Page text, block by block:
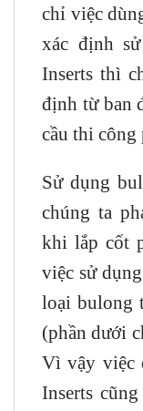
chỉ việc
xác định
Inserts thì
định từ ban
cầu thi công
Sử dụng
chúng ta
khi lắp cốt
việc sử
loại bulong
(phần dưới
Vì vậy việc
Inserts